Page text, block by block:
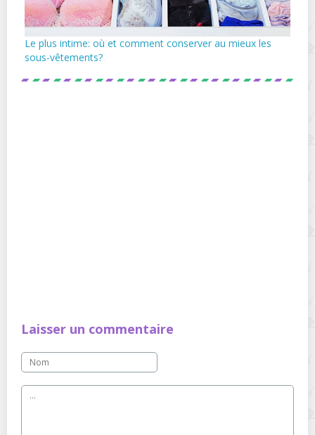
Le plus intime: où et comment conserver au mieux les
sous-vêtements?
Laisser un commentaire